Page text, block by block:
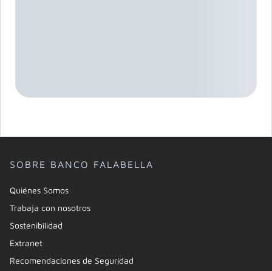
SOBRE BANCO FALABELLA
Quiénes Somos
Trabaja con nosotros
Sostenibilidad
Extranet
Recomendaciones de Seguridad